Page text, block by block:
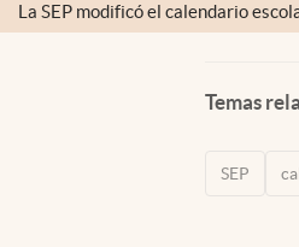
La SEP modificó el calendario
Temas
SEP